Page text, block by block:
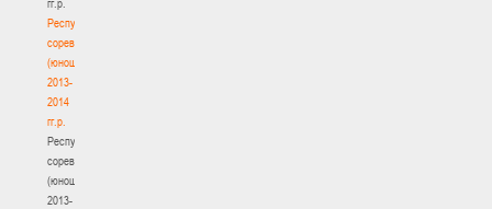
гг.р.
Республиканские
соревнования
(юноши)
2013-
2014
гг.р.
Республиканские
соревнования
(юноши)
2013-